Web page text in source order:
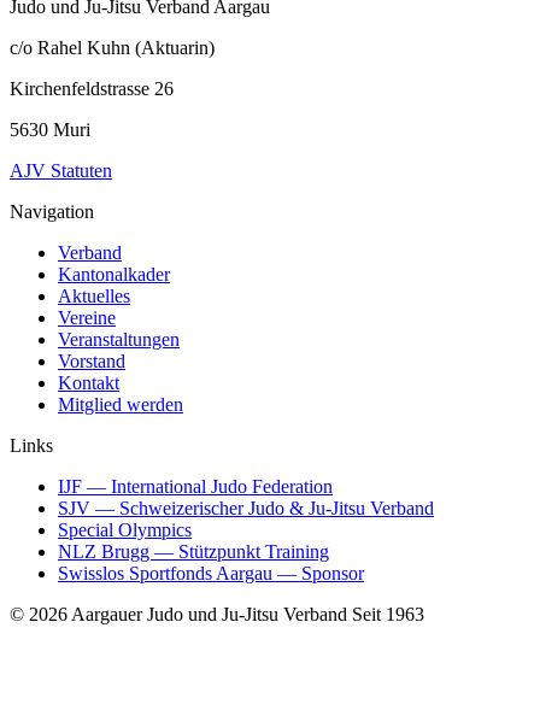
Judo und Ju-Jitsu Verband Aargau
c/o Rahel Kuhn (Aktuarin)
Kirchenfeldstrasse 26
5630 Muri
AJV Statuten
Navigation
Verband
Kantonalkader
Aktuelles
Vereine
Veranstaltungen
Vorstand
Kontakt
Mitglied werden
Links
IJF — International Judo Federation
SJV — Schweizerischer Judo & Ju-Jitsu Verband
Special Olympics
NLZ Brugg — Stützpunkt Training
Swisslos Sportfonds Aargau — Sponsor
© 2026 Aargauer Judo und Ju-Jitsu Verband Seit 1963